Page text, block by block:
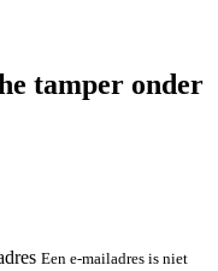
tamper onder
Een e-mailadres is niet